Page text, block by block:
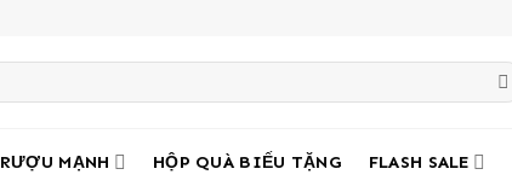
RƯỢU MẠNH HỘP QUÀ BIẾU TẶNG FLASH SALE